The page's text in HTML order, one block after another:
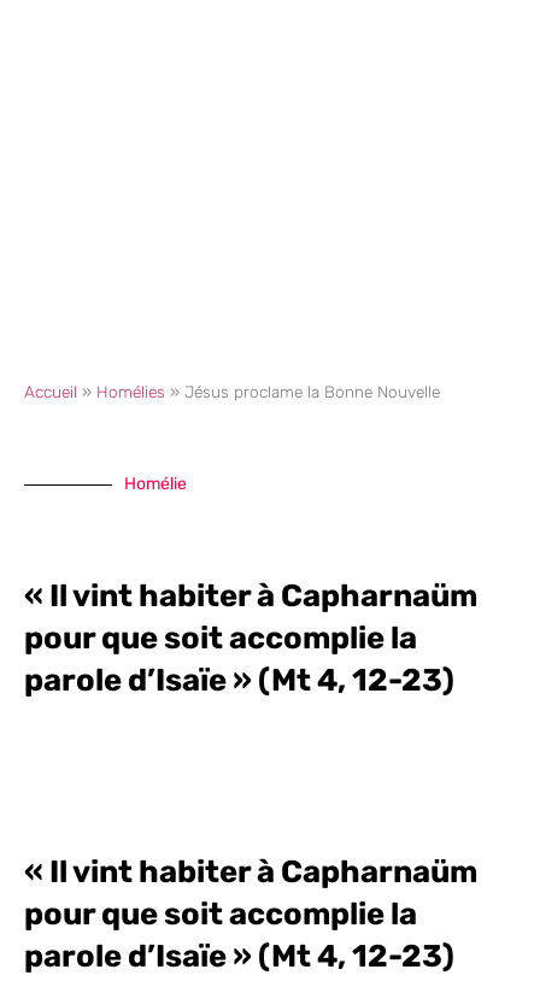
Accueil » Homélies » Jésus proclame la Bonne Nouvelle
Homélie
« Il vint habiter à Capharnaüm
pour que soit accomplie la
parole d’Isaïe » (Mt 4, 12-23)
« Il vint habiter à Capharnaüm
pour que soit accomplie la
parole d’Isaïe » (Mt 4, 12-23)